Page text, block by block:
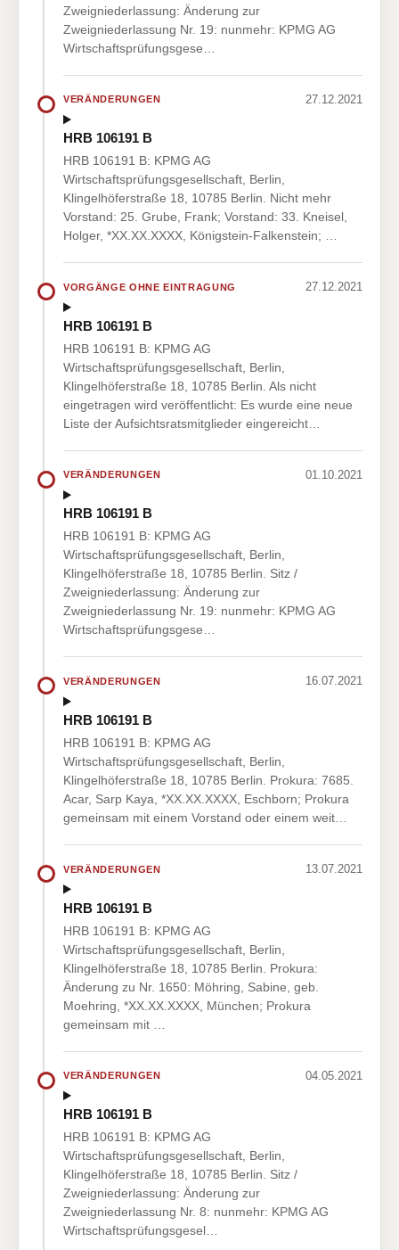
Zweigniederlassung: Änderung zur
Zweigniederlassung Nr. 19: nunmehr: KPMG AG
Wirtschaftsprüfungsgese…
VERÄNDERUNGEN 27.12.2021
HRB 106191 B
HRB 106191 B: KPMG AG
Wirtschaftsprüfungsgesellschaft, Berlin,
Klingelhöferstraße 18, 10785 Berlin. Nicht mehr
Vorstand: 25. Grube, Frank; Vorstand: 33. Kneisel,
Holger, *XX.XX.XXXX, Königstein-Falkenstein; …
VORGÄNGE OHNE EINTRAGUNG 27.12.2021
HRB 106191 B
HRB 106191 B: KPMG AG
Wirtschaftsprüfungsgesellschaft, Berlin,
Klingelhöferstraße 18, 10785 Berlin. Als nicht
eingetragen wird veröffentlicht: Es wurde eine neue
Liste der Aufsichtsratsmitglieder eingereicht…
VERÄNDERUNGEN 01.10.2021
HRB 106191 B
HRB 106191 B: KPMG AG
Wirtschaftsprüfungsgesellschaft, Berlin,
Klingelhöferstraße 18, 10785 Berlin. Sitz /
Zweigniederlassung: Änderung zur
Zweigniederlassung Nr. 19: nunmehr: KPMG AG
Wirtschaftsprüfungsgese…
VERÄNDERUNGEN 16.07.2021
HRB 106191 B
HRB 106191 B: KPMG AG
Wirtschaftsprüfungsgesellschaft, Berlin,
Klingelhöferstraße 18, 10785 Berlin. Prokura: 7685.
Acar, Sarp Kaya, *XX.XX.XXXX, Eschborn; Prokura
gemeinsam mit einem Vorstand oder einem weit…
VERÄNDERUNGEN 13.07.2021
HRB 106191 B
HRB 106191 B: KPMG AG
Wirtschaftsprüfungsgesellschaft, Berlin,
Klingelhöferstraße 18, 10785 Berlin. Prokura:
Änderung zu Nr. 1650: Möhring, Sabine, geb.
Moehring, *XX.XX.XXXX, München; Prokura
gemeinsam mit …
VERÄNDERUNGEN 04.05.2021
HRB 106191 B
HRB 106191 B: KPMG AG
Wirtschaftsprüfungsgesellschaft, Berlin,
Klingelhöferstraße 18, 10785 Berlin. Sitz /
Zweigniederlassung: Änderung zur
Zweigniederlassung Nr. 8: nunmehr: KPMG AG
Wirtschaftsprüfungsgesel…